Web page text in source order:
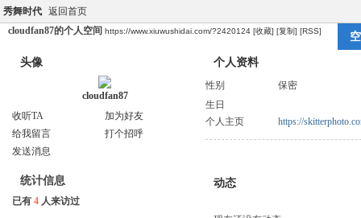
秀舞时代 返回首页
cloudfan87的个人空间 https://www.xiuwushidai.com/?2420124 [收藏] [复制] [RSS]
头像
cloudfan87
收听TA
加为好友
给我留言
打个招呼
发送消息
统计信息
已有 4 人来访过
个人资料
性别
保密
生日
个人主页
https://
动态